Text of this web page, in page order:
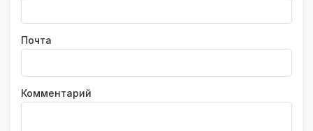
Почта
Комментарий